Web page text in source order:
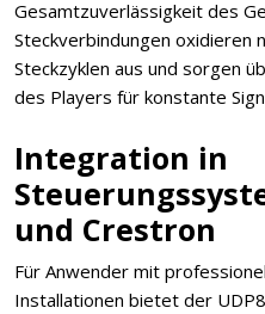
Gesamtzuverlässigkeit des
Steckverbindungen oxidieren
Steckzyklen aus und sorgen
des Players für konstante
Integration in
und Crestron
Für Anwender mit
Installationen bietet der